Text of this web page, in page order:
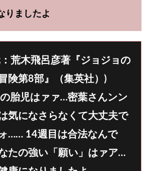
りましたよ
荒木飛呂彦著『ジョジョの
険第8部』（集英社）)
胎児はァァ…密葉さんンン
気になさらなくて大丈夫で
…… 14週目は合法なんで
たの強い「願い」はァア…